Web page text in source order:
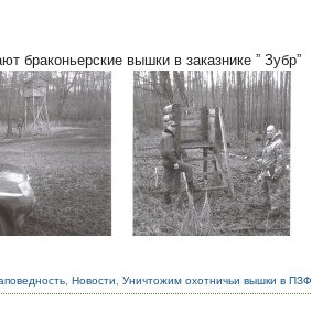
браконьерские вышки в заказнике ” Зубр”
,Новости ,Уничтожим охотничьи вышки в ПЗФ